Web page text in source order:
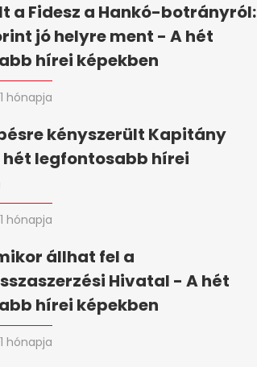
a Fidesz a Hankó-botrányról:
jó helyre ment - A hét
hírei képekben
1 hónapja
kényszerült Kapitány
legfontosabb hírei
1 hónapja
állhat fel a
Hivatal - A hét
hírei képekben
1 hónapja